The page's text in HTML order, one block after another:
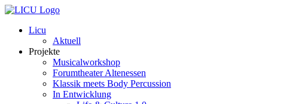
Licu
Aktuell
Projekte
Musicalworkshop
Forumtheater Altenessen
Klassik meets Body Percussion
In Entwicklung